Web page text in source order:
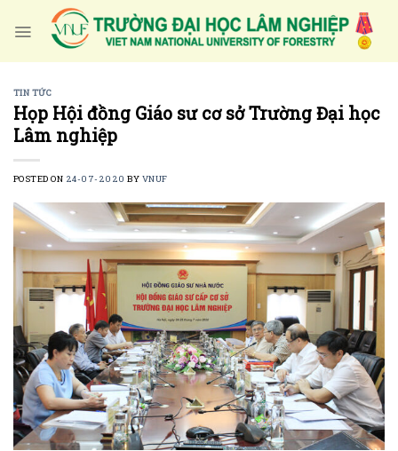
TIN TỨC
Họp Hội đồng Giáo sư cơ sở Trường Đại học
Lâm nghiệp
POSTED ON 24-07-2020 BY VNUF